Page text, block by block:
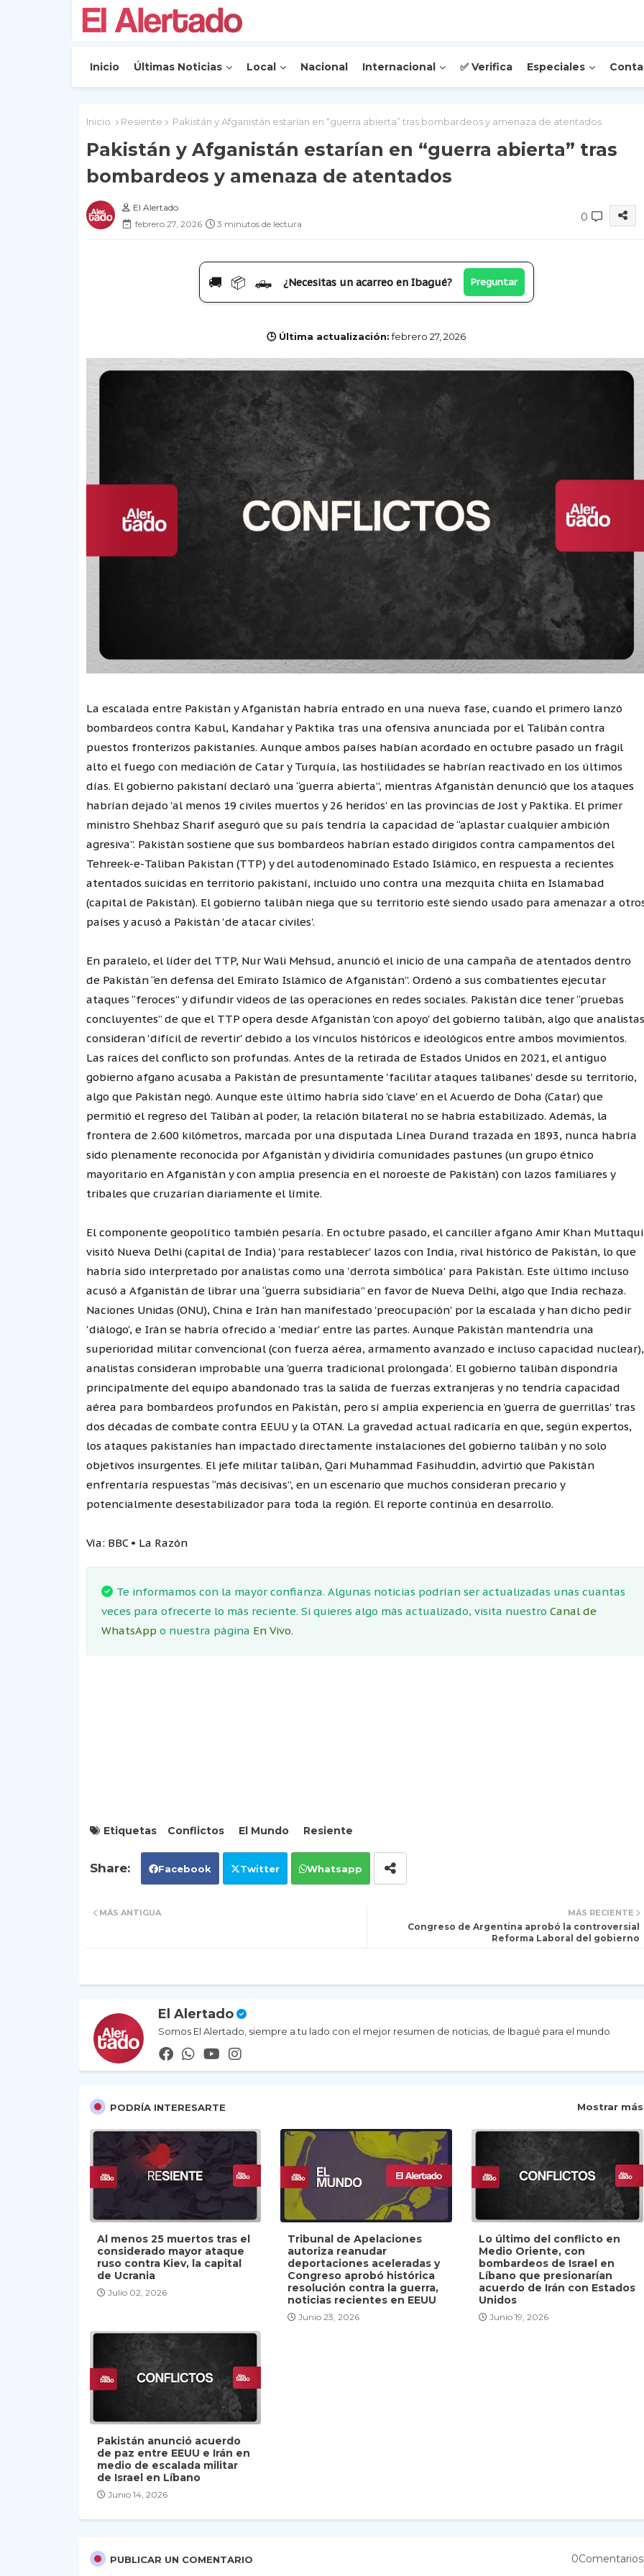
Inicio Últimas Noticias Local Nacional Internacional ✅ Verifica Especiales
Inicio Resiente Pakistán y Afganistán estarían en “guerra abierta” tras bombardeos y amenaza de atentados
Pakistán y Afganistán estarían en “guerra abierta” tras
bombardeos y amenaza de atentados
El Alertado
febrero 27, 2026
3 minutos de lectura
0
🚚 📦 🛻 ¿Necesitas un acarreo en Ibagué? Preguntar
🕒 Última actualización: febrero 27, 2026
La escalada entre Pakistán y Afganistán habría entrado en una nueva fase, cuando el primero lanzó
bombardeos contra Kabul, Kandahar y Paktika tras una ofensiva anunciada por el Talibán contra
puestos fronterizos pakistaníes. Aunque ambos países habían acordado en octubre pasado un frágil
alto el fuego con mediación de Catar y Turquía, las hostilidades se habrían reactivado en los últimos
días. El gobierno pakistaní declaró una “guerra abierta”, mientras Afganistán denunció que los ataques
habrían dejado 'al menos 19 civiles muertos y 26 heridos' en las provincias de Jost y Paktika. El primer
ministro Shehbaz Sharif aseguró que su país tendría la capacidad de “aplastar cualquier ambición
agresiva”. Pakistán sostiene que sus bombardeos habrían estado dirigidos contra campamentos del
Tehreek-e-Taliban Pakistan (TTP) y del autodenominado Estado Islámico, en respuesta a recientes
atentados suicidas en territorio pakistaní, incluido uno contra una mezquita chiita en Islamabad
(capital de Pakistán). El gobierno talibán niega que su territorio esté siendo usado para amenazar a
países y acusó a Pakistán 'de atacar civiles'.
En paralelo, el líder del TTP, Nur Wali Mehsud, anunció el inicio de una campaña de atentados dentro
de Pakistán “en defensa del Emirato Islámico de Afganistán”. Ordenó a sus combatientes ejecutar
ataques “feroces” y difundir videos de las operaciones en redes sociales. Pakistán dice tener “pruebas
concluyentes” de que el TTP opera desde Afganistán 'con apoyo' del gobierno talibán, algo que analistas
consideran 'difícil de revertir' debido a los vínculos históricos e ideológicos entre ambos movimientos.
Las raíces del conflicto son profundas. Antes de la retirada de Estados Unidos en 2021, el antiguo
gobierno afgano acusaba a Pakistán de presuntamente 'facilitar ataques talibanes' desde su territorio,
algo que Pakistán negó. Aunque este último habría sido 'clave' en el Acuerdo de Doha (Catar) que
permitió el regreso del Talibán al poder, la relación bilateral no se habria estabilizado. Además, la
frontera de 2.600 kilómetros, marcada por una disputada Línea Durand trazada en 1893, nunca habría
sido plenamente reconocida por Afganistán y dividiría comunidades pastunes (un grupo étnico
mayoritario en Afganistán y con amplia presencia en el noroeste de Pakistán) con lazos familiares y
tribales que cruzarían diariamente el límite.
El componente geopolítico también pesaría. En octubre pasado, el canciller afgano Amir Khan Muttaqui
visitó Nueva Delhi (capital de India) 'para restablecer' lazos con India, rival histórico de Pakistán, lo que
habría sido interpretado por analistas como una 'derrota simbólica' para Pakistán. Este último incluso
acusó a Afganistán de librar una “guerra subsidiaria” en favor de Nueva Delhi, algo que India rechaza.
Naciones Unidas (ONU), China e Irán han manifestado 'preocupación' por la escalada y han dicho pedir
'diálogo', e Irán se habría ofrecido a 'mediar' entre las partes. Aunque Pakistán mantendría una
superioridad militar convencional (con fuerza aérea, armamento avanzado e incluso capacidad nuclear),
analistas consideran improbable una 'guerra tradicional prolongada'. El gobierno talibán dispondría
principalmente del equipo abandonado tras la salida de fuerzas extranjeras y no tendría capacidad
aérea para bombardeos profundos en Pakistán, pero sí amplia experiencia en 'guerra de guerrillas' tras
dos décadas de combate contra EEUU y la OTAN. La gravedad actual radicaría en que, según expertos,
los ataques pakistaníes han impactado directamente instalaciones del gobierno talibán y no solo
objetivos insurgentes. El jefe militar talibán, Qari Muhammad Fasihuddin, advirtió que Pakistán
enfrentaría respuestas “más decisivas”, en un escenario que muchos consideran precario y
potencialmente desestabilizador para toda la región. El reporte continúa en desarrollo.
Vía: BBC • La Razón
Te informamos con la mayor confianza. Algunas noticias podrían ser actualizadas unas cuantas
veces para ofrecerte lo más reciente. Si quieres algo más actualizado, visita nuestro Canal de
WhatsAppo nuestra página En Vivo.
Etiquetas Conflictos El Mundo Resiente
Facebook Twitter Whatsapp
MÁS RECIENTE
Congreso de Argentina aprobó la controversial
Reforma Laboral del gobierno
MÁS ANTIGUA
El Alertado
Somos El Alertado, siempre a tu lado con el mejor resumen de noticias, de Ibagué para el mundo
PODRÍA INTERESARTE Mostrar más
Al menos 25 muertos tras el
considerado mayor ataque
ruso contra Kiev, la capital
de Ucrania
Julio 02, 2026
Tribunal de Apelaciones
autoriza reanudar
deportaciones aceleradas y
Congreso aprobó histórica
resolución contra la guerra,
noticias recientes en EEUU
Junio 23, 2026
Lo último del conflicto en
Medio Oriente, con
bombardeos de Israel en
Líbano que presionarían
acuerdo de Irán con Estados
Unidos
Junio 19, 2026
Pakistán anunció acuerdo
de paz entre EEUU e Irán en
medio de escalada militar
de Israel en Líbano
Junio 14, 2026
PUBLICAR UN COMENTARIO 0Comentarios